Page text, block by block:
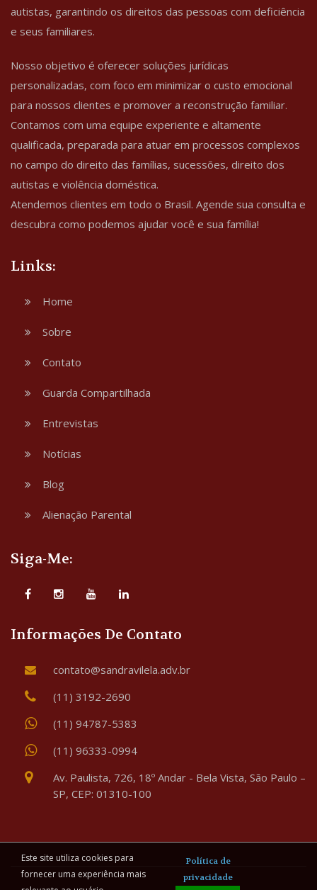
autistas, garantindo os direitos das pessoas com deficiência
e seus familiares.
Nosso objetivo é oferecer soluções jurídicas
personalizadas, com foco em minimizar o custo emocional
para nossos clientes e promover a reconstrução familiar.
Contamos com uma equipe experiente e altamente
qualificada, preparada para atuar em processos complexos
no campo do direito das famílias, sucessões, direito dos
autistas e violência doméstica.
Atendemos clientes em todo o Brasil. Agende sua consulta e
descubra como podemos ajudar você e sua família!
Links:
Home
Sobre
Contato
Guarda Compartilhada
Entrevistas
Notícias
Blog
Alienação Parental
Siga-Me:
Informações De Contato
contato@sandravilela.adv.br
(11) 3192-2690
(11) 94787-5383
(11) 96333-0994
Av. Paulista, 726, 18º Andar - Bela Vista, São Paulo –
SP, CEP: 01310-100
Este site utiliza cookies para
fornecer uma experiência mais
Política de
privacidade